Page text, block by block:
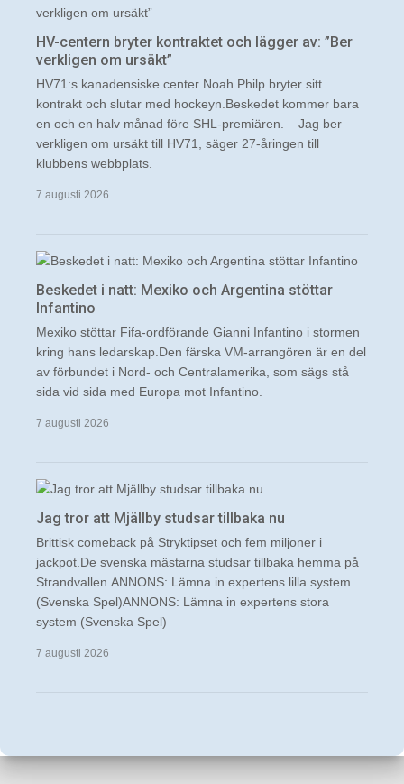
HV-centern bryter kontraktet och lägger av: ”Ber
verkligen om ursäkt”
HV71:s kanadensiske center Noah Philp bryter sitt
kontrakt och slutar med hockeyn.Beskedet kommer bara
en och en halv månad före SHL-premiären. – Jag ber
verkligen om ursäkt till HV71, säger 27-åringen till
klubbens webbplats.
7 augusti 2026
Beskedet i natt: Mexiko och Argentina stöttar
Infantino
Mexiko stöttar Fifa-ordförande Gianni Infantino i stormen
kring hans ledarskap.Den färska VM-arrangören är en del
av förbundet i Nord- och Centralamerika, som sägs stå
sida vid sida med Europa mot Infantino.
7 augusti 2026
Jag tror att Mjällby studsar tillbaka nu
Brittisk comeback på Stryktipset och fem miljoner i
jackpot.De svenska mästarna studsar tillbaka hemma på
Strandvallen.ANNONS: Lämna in expertens lilla system
(Svenska Spel)ANNONS: Lämna in expertens stora
system (Svenska Spel)
7 augusti 2026